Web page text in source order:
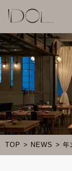
TOP NEWS 年